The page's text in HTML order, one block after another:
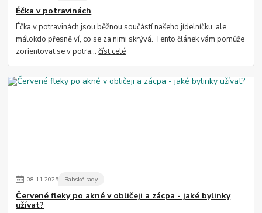
Éčka v potravinách
Éčka v potravinách jsou běžnou součástí našeho jídelníčku, ale
málokdo přesně ví, co se za nimi skrývá. Tento článek vám pomůže
zorientovat se v potra...číst celé
08.11.2025 Babské rady
Červené fleky po akné v obličeji a zácpa - jaké bylinky
užívat?